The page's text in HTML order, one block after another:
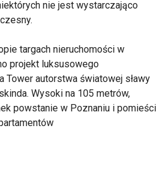
nie jest wystarczająco
targach nieruchomości w
projekt luksusowego
Tower autorstwa światowej sławy
Wysoki na 105 metrów,
powstanie w Poznaniu i pomieści